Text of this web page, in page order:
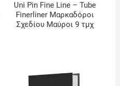
Uni Pin Fine Line – Tube
Finerliner Μαρκαδόροι
Σχεδίου Μαύροι 9 τμχ